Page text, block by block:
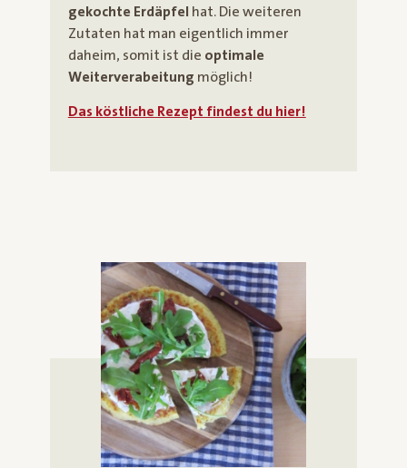
gekochte Erdäpfel hat. Die weiteren
Zutaten hat man eigentlich immer
daheim, somit ist die optimale
Weiterverabeitung möglich!
Das köstliche Rezept findest du hier!